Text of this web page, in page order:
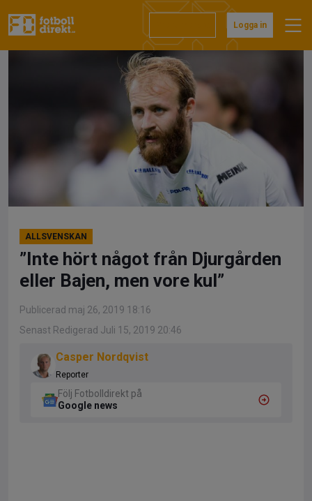
till
Logga in
ALLSVENSKAN
”Inte hört något från Djurgården
eller Bajen, men vore kul”
Publicerad maj 26, 2019 18:16
Senast Redigerad Juli 15, 2019 20:46
Casper Nordqvist
Reporter
Följ Fotbolldirekt på
Google news